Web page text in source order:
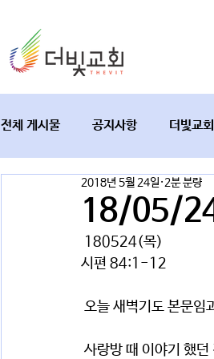
전체 게시물 공지사항 더빛교회
교육과 테필린 토요가정예배
18/05/
2018년 5월 24일 2분 분량
180524(목)
시편 84:1-12
오늘 새벽기도 본문임